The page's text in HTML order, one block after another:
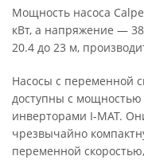
Мощность насоса
кВт, а напряжение —
20.4 до 23 м,
Насосы с переменной
доступны с мощностью
инверторами I-MAT.
чрезвычайно
переменной